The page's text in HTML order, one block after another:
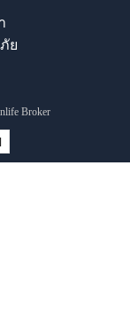
ย
Broker